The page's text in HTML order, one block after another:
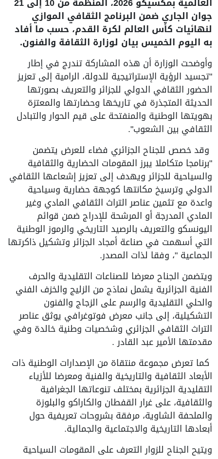
جوان الجاري ضمن البرنامج الثقافي الموازي
لنهائيات كأس العالم لكرة القدم، حسب ما أفاد
به اليوم الخميس بيان لوزارة الثقافة والفنون.
وأوضحت الوزارة أن هذه المشاركة تندرج في إطار
"تجسيد الرؤية الإستراتيجية للدولة، الرامية إلى تعزيز
الحضور الثقافي الدولي للجزائر والتعريف بصورتها
الحديثة المتجذرة في تاريخها وحضارتها والمعتزة
بهويتها الوطنية والمنفتحة على قيم الحوار والتبادل
الثقافي بين الشعوب".
وقد خصص للجناح الجزائري فضاء للعرض يتضمن
"برنامجا متكاملا يبرز المقومات الحضارية والثقافية
والسياحية للجزائر ويهدف إلى تعزيز إشعاعها الثقافي
الدولي وترسيخ مكانتها كوجهة حضارية وسياحية
واعدة مع تثمين عناصر التراث الثقافي المادي وغير
المادي المدرجة أو المرشحة للإدراج ضمن قوائم
اليونسكو والتعريف بالرصيد التاريخي والرموز الوطنية
التي أسهمت في صناعة أمجاد الجزائر وتشكيل ذاكرتها
الجماعية "، وفقا لذات المصدر.
ويتضمن الجناح معرضا للصناعات التقليدية والحرف
الفنية الجزائرية يشمل نماذج من الزليج والخزف الفني
والحلي التقليدية والرسم على الزجاج والفنون
التشكيلية، إلى جانب معرض فوتوغرافي يوثق عناصر
التراث الثقافي الجزائري وشخصيات وطنية خالدة وفي
مقدمتها الأمير عبد القادر .
كما تعرض مجموعة منتقاة من الإصدارات الوطنية ذات
الأبعاد الثقافية والتاريخية والفنية ومعرضا للأزياء
التقليدية الجزائرية بمختلف تنوعاتها الجغرافية
والثقافية، على غرار القفطان والكاراكو والبلوزة
والملحفة الشاوية، مرفقة بشروحات تعريفية حول
أبعادها التاريخية والاجتماعية والجمالية.
ويتيح الجناح للزوار التعرف على المقومات السياحية